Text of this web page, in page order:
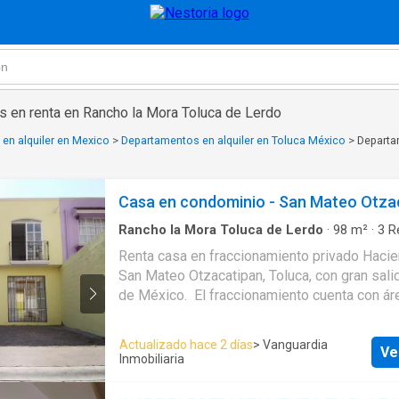
en renta en Rancho la Mora Toluca de Lerdo
alquiler en Mexico > Departamentos en alquiler en Toluca México >
Casa en condominio - San Mateo
Rancho la Mora Toluca de Lerdo · 98 m² · 3
Condominio
Renta casa en fraccionamiento privado
San Mateo Otzacatipan, Toluca, con gran
de México. El fraccionamiento cuenta con áreas verdes
integral con barra -Sala -Comedor -Medio
alta -3 recamaras con closet c/u -Baño
Actualizado hace 2 días> Vanguardia
Inmobiliaria